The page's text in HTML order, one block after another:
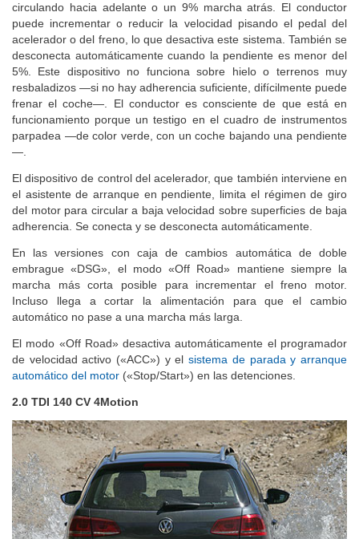
Únicamente funciona si la pendiente es mayor de un 10%
circulando hacia adelante o un 9% marcha atrás. El conductor
puede incrementar o reducir la velocidad pisando el pedal del
acelerador o del freno, lo que desactiva este sistema. También se
desconecta automáticamente cuando la pendiente es menor del
5%. Este dispositivo no funciona sobre hielo o terrenos muy
resbaladizos —si no hay adherencia suficiente, difícilmente puede
frenar el coche—. El conductor es consciente de que está en
funcionamiento porque un testigo en el cuadro de instrumentos
El dispositivo de control del acelerador, que también interviene en
el asistente de arranque en pendiente, limita el régimen de giro
del motor para circular a baja velocidad sobre superficies de baja
En las versiones con caja de cambios automática de doble
embrague «DSG», el modo «Off Road» mantiene siempre la
marcha más corta posible para incrementar el freno motor.
Incluso llega a cortar la alimentación para que el cambio
El modo «Off Road» desactiva automáticamente el programador
de velocidad activo («ACC») y elsistema de parada y arranque